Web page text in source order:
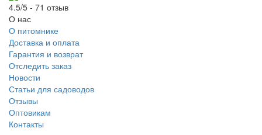
4.5/5 - 71 отзыв
О нас
О питомнике
Доставка и оплата
Гарантия и возврат
Отследить заказ
Новости
Статьи для садоводов
Отзывы
Оптовикам
Контакты